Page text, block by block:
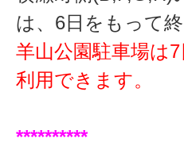
は、6日をもって
羊山公園駐車場は
利用できます。
**********